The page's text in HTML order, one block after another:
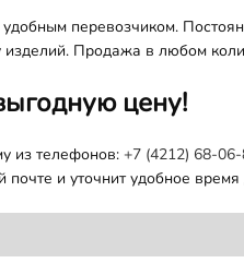
перевозчиком.
изделий. Продажа в любом
цену!
из телефонов: +7 (4212) 68-
и уточнит удобное время